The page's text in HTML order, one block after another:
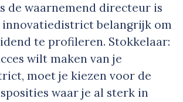
de waarnemend directeur is
innovatiedistrict belangrijk om
te profileren. Stokkelaar:
wilt maken van je
moet je kiezen voor de
waar je al sterk in